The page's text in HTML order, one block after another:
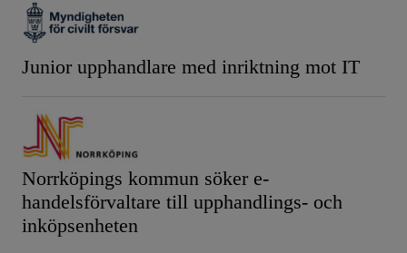
Junior upphandlare med inriktning mot IT
Norrköpings kommun söker e-
handelsförvaltare till upphandlings- och
inköpsenheten